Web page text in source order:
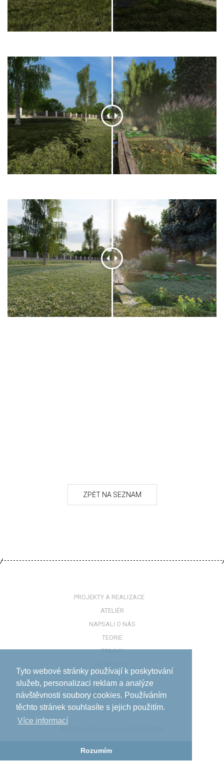
Tyto webové stránky používají k poskytování
služeb, personalizaci reklam a analýze
návštěvnosti soubory cookies. Používáním
těchto stránek souhlasíte s jejich použitím.
Více informací­
Rozumím
PROJEKTY A REALIZACE
ATELIÉR
NAPSALI O NÁS
TEORIE
ZPRÁVY